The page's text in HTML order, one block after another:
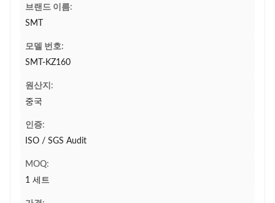
브랜드 이름:
SMT
모델 번호:
SMT-KZ160
원산지:
중국
인증:
ISO / SGS Audit
MOQ:
1 세트